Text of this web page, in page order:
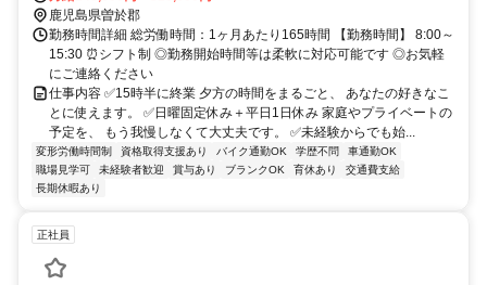
鹿児島県曽於郡
勤務時間詳細 総労働時間：1ヶ月あたり165時間 【勤務時間】 8:00～
15:30 ⏰シフト制 ◎勤務開始時間等は柔軟に対応可能です ◎お気軽
にご連絡ください
仕事内容 ✅15時半に終業 夕方の時間をまるごと、 あなたの好きなこ
とに使えます。 ✅日曜固定休み＋平日1日休み 家庭やプライベートの
予定を、 もう我慢しなくて大丈夫です。 ✅未経験からでも始...
変形労働時間制 資格取得支援あり バイク通勤OK 学歴不問
車通勤OK
職場見学可
未経験者歓迎 賞与あり ブランクOK 育休あり
交通費支給
長期休暇あり
正社員